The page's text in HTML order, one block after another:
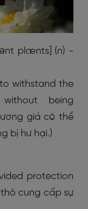
plænts] (n) -
withstand the
being
giá có thể
bị hư hại.)
protection
cung cấp sự